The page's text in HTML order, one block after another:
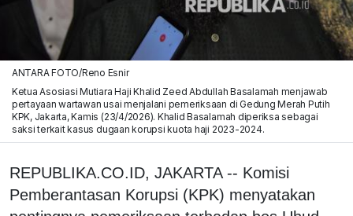
ANTARA FOTO/Reno Esnir
Ketua Asosiasi Mutiara Haji Khalid Zeed Abdullah Basalamah menjawab
pertayaan wartawan usai menjalani pemeriksaan di Gedung Merah Putih
KPK, Jakarta, Kamis (23/4/2026). Khalid Basalamah diperiksa sebagai
saksi terkait kasus dugaan korupsi kuota haji 2023-2024.
REPUBLIKA.CO.ID, JAKARTA -- Komisi
Pemberantasan Korupsi (KPK) menyatakan